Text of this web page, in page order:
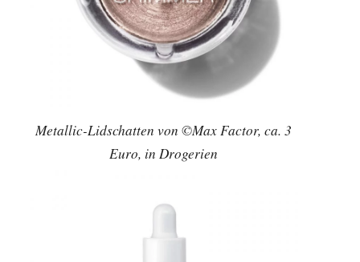
Metallic-Lidschatten von ©Max Factor, ca. 3
Euro, in Drogerien